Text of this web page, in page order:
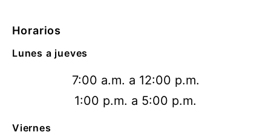
Horarios
Lunes a jueves
7:00 a.m. a 12:00 p.m.
1:00 p.m. a 5:00 p.m.
Viernes